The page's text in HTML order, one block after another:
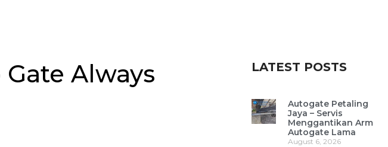
Always
LATEST POSTS
Autogate Petaling
Jaya – Servis
Menggantikan Arm
Autogate Lama
August 6, 2026